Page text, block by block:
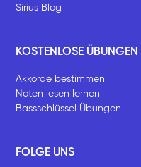
Sirius Blog
KOSTENLOSE ÜBUNGEN
Akkorde bestimmen
Noten lesen lernen
Bassschlüssel Übungen
FOLGE UNS